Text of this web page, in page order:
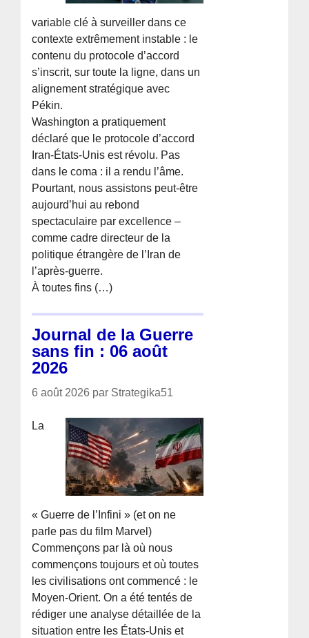
variable clé à surveiller dans ce
contexte extrêmement instable : le
contenu du protocole d’accord
s’inscrit, sur toute la ligne, dans un
alignement stratégique avec
Pékin.
Washington a pratiquement
déclaré que le protocole d’accord
Iran-États-Unis est révolu. Pas
dans le coma : il a rendu l’âme.
Pourtant, nous assistons peut-être
aujourd’hui au rebond
spectaculaire par excellence –
comme cadre directeur de la
politique étrangère de l’Iran de
l’après-guerre.
À toutes fins (…)
Journal de la Guerre
sans fin : 06 août
2026
6 août 2026 par Strategika51
La
« Guerre de l’Infini » (et on ne
parle pas du film Marvel)
Commençons par là où nous
commençons toujours et où toutes
les civilisations ont commencé : le
Moyen-Orient. On a été tentés de
rédiger une analyse détaillée de la
situation entre les États-Unis et